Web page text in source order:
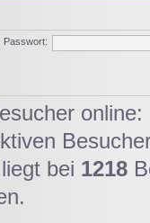
Passwort:
online:
bei 1218